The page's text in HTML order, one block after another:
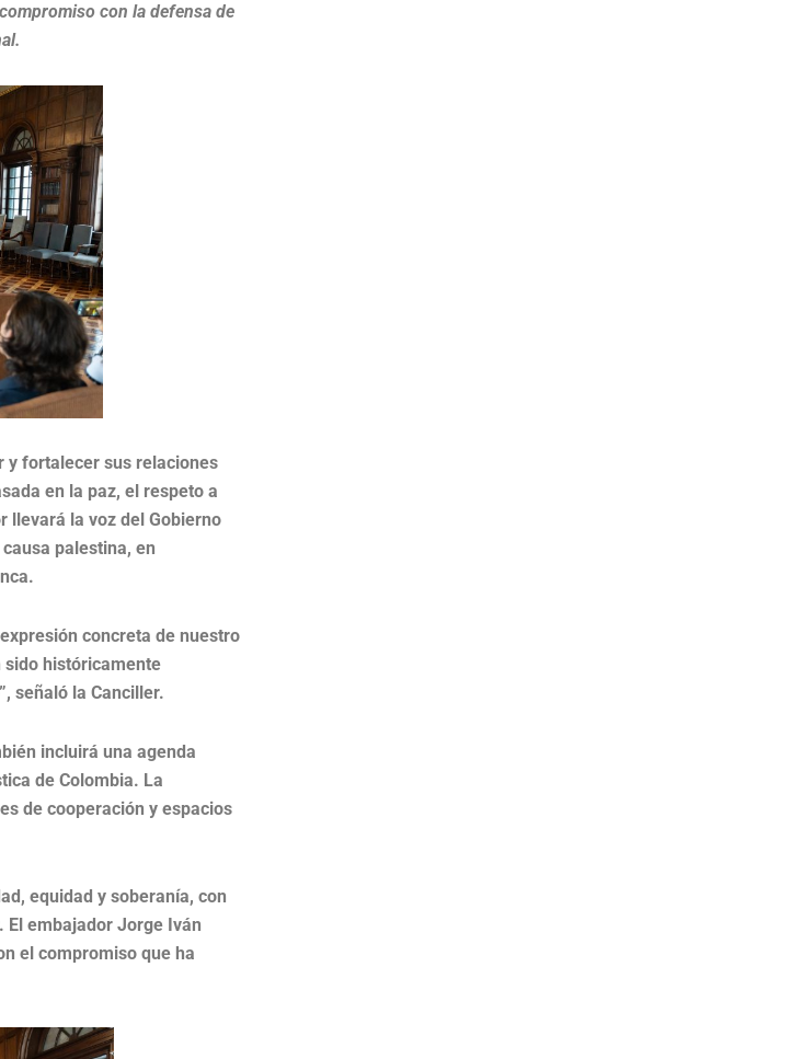
con la defensa de
y fortalecer sus relaciones
en la paz, el respeto a
llevará la voz del Gobierno
palestina, en
concreta de nuestro
sido históricamente
señaló la Canciller.
incluirá una agenda
de Colombia. La
de cooperación y espacios
equidad y soberanía, con
El embajador Jorge Iván
el compromiso que ha